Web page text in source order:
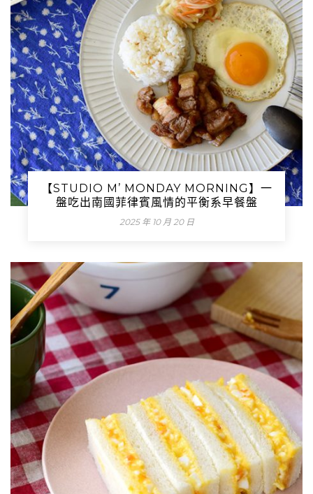
【STUDIO M’ MONDAY MORNING】一
盤吃出南國菲律賓風情的平衡系早餐盤
2025 年 10 月 20 日